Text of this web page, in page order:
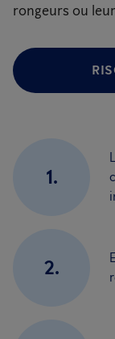
rongeurs ou
1.
2.